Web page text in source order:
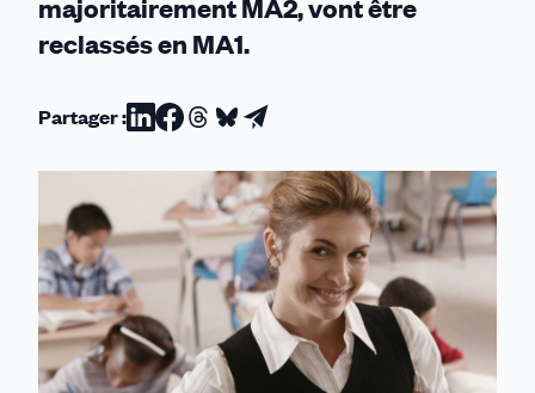
majoritairement MA2, vont être
reclassés en MA1.
Partager :Partager
sur
Linkedin
Partager
sur
Facebook
Partager
sur
Threads
Partager
sur
Bluesky
Partager
par
email